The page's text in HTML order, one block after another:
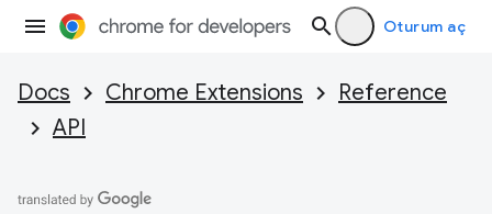
Oturum aç
Docs Chrome Extensions
Reference
API